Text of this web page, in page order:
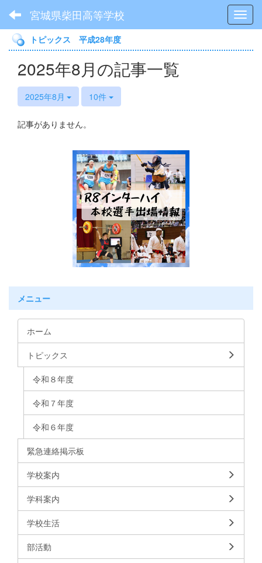
宮城県柴田高等学校
トピックス 平成28年度
2025年8月の記事一覧
2025年8月 10件
記事がありません。
メニュー
ホーム
トピックス
令和８年度
令和７年度
令和６年度
緊急連絡掲示板
学校案内
学科案内
学校生活
部活動